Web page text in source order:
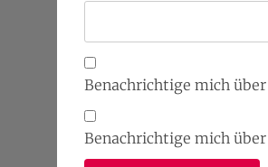
Benachrichtige mich
Benachrichtige mich